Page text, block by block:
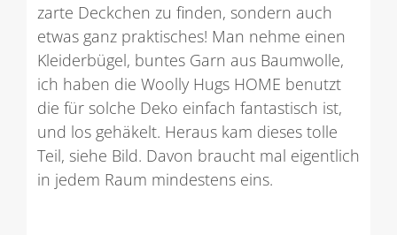
zarte Deckchen zu finden, sondern auch
etwas ganz praktisches! Man nehme einen
Kleiderbügel, buntes Garn aus Baumwolle,
ich haben die Woolly Hugs HOME benutzt
die für solche Deko einfach fantastisch ist,
und los gehäkelt. Heraus kam dieses tolle
Teil, siehe Bild. Davon braucht mal eigentlich
in jedem Raum mindestens eins.